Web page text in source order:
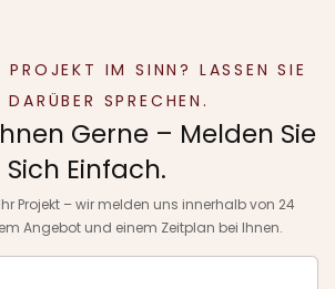
PROJEKT IM SINN? LASSEN SIE
DARÜBER SPRECHEN.
Gerne – Melden Sie
Sich Einfach.
Projekt – wir melden uns innerhalb von 24
Angebot und einem Zeitplan bei Ihnen.